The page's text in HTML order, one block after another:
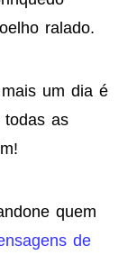
ralado.
um dia é
todas as
quem
de